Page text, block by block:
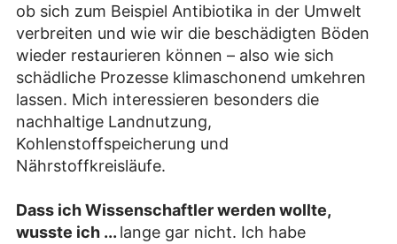
ob sich zum Beispiel Antibiotika in der Umwelt
verbreiten und wie wir die beschädigten Böden
wieder restaurieren können – also wie sich
schädliche Prozesse klimaschonend umkehren
lassen. Mich interessieren besonders die
nachhaltige Landnutzung,
Kohlenstoffspeicherung und
Nährstoffkreisläufe.
Dass ich Wissenschaftler werden wollte,
wusste ich ... lange gar nicht. Ich habe